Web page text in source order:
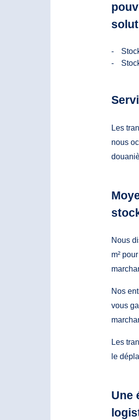
Les
nous
Nous
m²
Nos
vous
Les
le
Une